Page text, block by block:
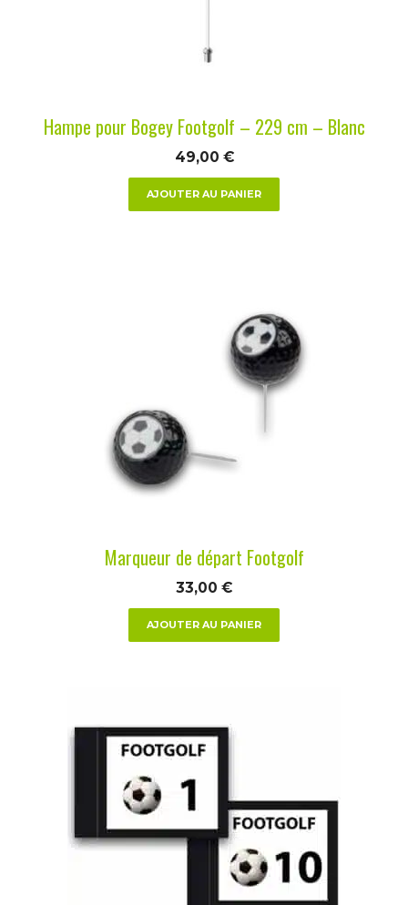
Hampe pour Bogey Footgolf – 229 cm – Blanc
49,00 €
AJOUTER AU PANIER
Marqueur de départ Footgolf
33,00 €
AJOUTER AU PANIER